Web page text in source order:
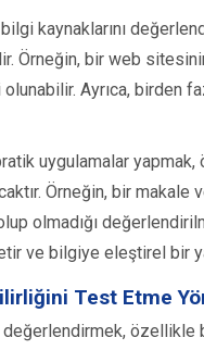
kaynaklarını
Örneğin, bir web
Ayrıca, birden
uygulamalar yapmak,
Örneğin, bir
olmadığı
ve bilgiye eleştirel bir
Test Etme
değerlendirmek,